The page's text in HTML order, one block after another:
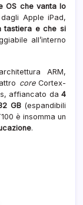
OS che vanta lo
Apple iPad,
tastiera e che si
all’interno
ARM,
coreCortex-
affiancato da 4
GB(espandibili
è insomma un
.